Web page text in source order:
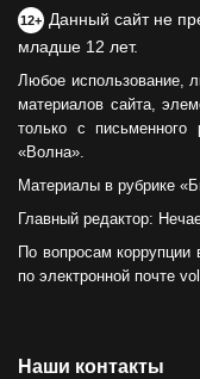
12+ Данный сайт не
младше 12 лет.
Любое использование,
материалов сайта,
только с
«Волна».
Материалы в рубрике
Главный редактор:
По вопросам
по электронной почте
Наши контакты